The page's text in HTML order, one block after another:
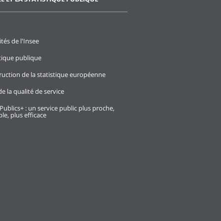
de l'Insee
publique
de la statistique européenne
la qualité de service
: un service public plus proche,
plus efficace